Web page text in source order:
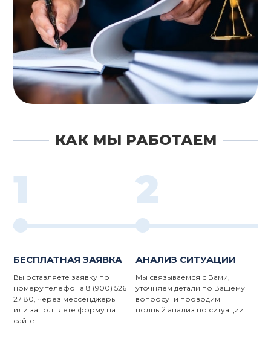
КАК МЫ РАБОТАЕМ
1
БЕСПЛАТНАЯ ЗАЯВКА
Вы оставляете заявку по
номеру телефона 8 (900) 526
27 80, через мессенджеры
или заполняете форму на
сайте
2
АНАЛИЗ СИТУАЦИИ
Мы связываемся с Вами,
уточняем детали по Вашему
вопросу и проводим
полный анализ по ситуации